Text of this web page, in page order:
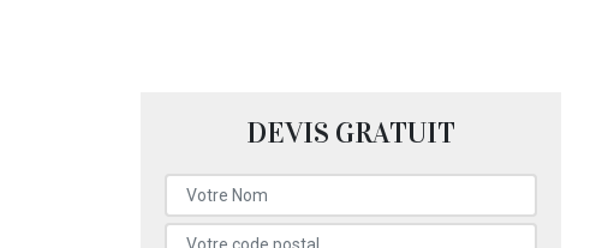
DEVIS GRATUIT